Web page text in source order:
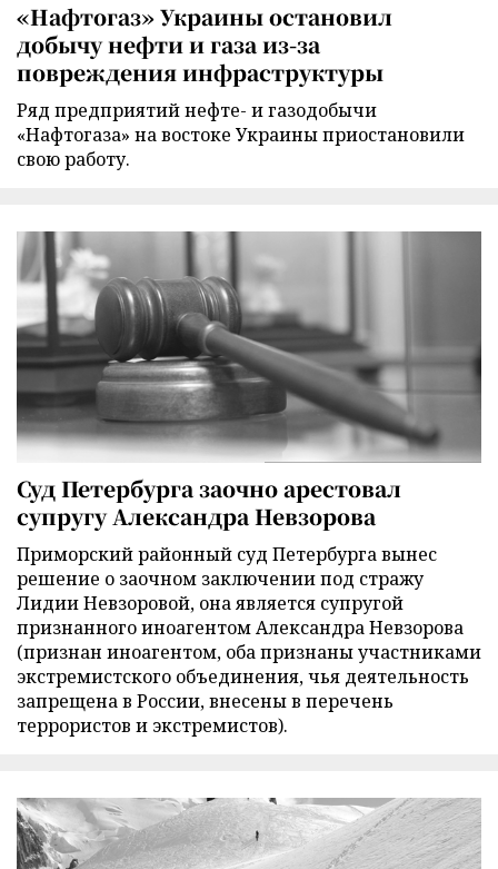
«Нафтогаз» Украины остановил
добычу нефти и газа из-за
повреждения инфраструктуры
Ряд предприятий нефте- и газодобычи
«Нафтогаза» на востоке Украины приостановили
свою работу.
Суд Петербурга заочно арестовал
супругу Александра Невзорова
Приморский районный суд Петербурга вынес
решение о заочном заключении под стражу
Лидии Невзоровой, она является супругой
признанного иноагентом Александра Невзорова
(признан иноагентом, оба признаны участниками
экстремистского объединения, чья деятельность
запрещена в России, внесены в перечень
террористов и экстремистов).